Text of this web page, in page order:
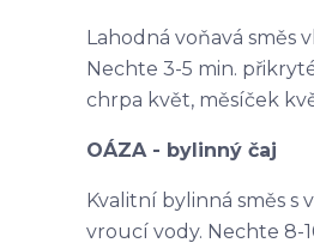
Lahodná voňavá směs
Nechte 3-5 min.
chrpa květ, měsíček
OÁZA - bylinný čaj
Kvalitní bylinná směs s
vroucí vody. Nechte 8-